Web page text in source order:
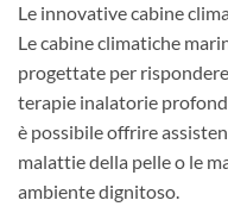
Le innovative cabine
Le cabine climatiche
progettate per
terapie inalatorie
è possibile offrire
malattie della pelle o le
ambiente dignitoso.